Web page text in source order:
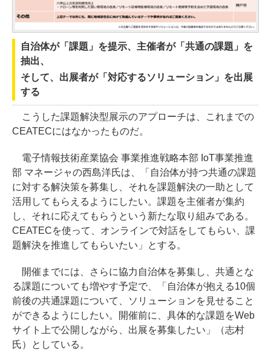
自治体が「課題」を提示、主催者が「共通の課題」を
抽出、
そして、出展者が「対応するソリューション」を出展
する
こうした課題解決型展示のアプローチは、これまでの
CEATECにはなかったものだ。
電子情報技術産業協会 事業推進戦略本部 IoT事業推進
部 マネージャの西島洋氏は、「自治体が持つ共通の課題
に対する解決策を募集し、それを課題解決の一助として
活用してもらえるようにしたい。課題を主催者が集約
し、それに応えてもらうという新たな取り組みである。
CEATECを使って、オンラインで対話をしてもらい、課
題解決を推進してもらいたい」とする。
開催までには、さらに協力自治体を募集し、共通とな
る課題についても増やす予定で、「自治体が抱える10個
前後の共通課題について、ソリューションを見せること
ができるようにしたい。開催前に、具体的な課題をWeb
サイト上で公開しながら、出展を募集したい」（志村
氏）としている。